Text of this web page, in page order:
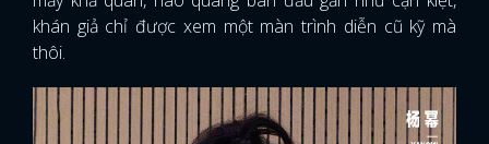
khán giả chỉ được xem một màn trình diễn cũ kỹ mà
thôi.